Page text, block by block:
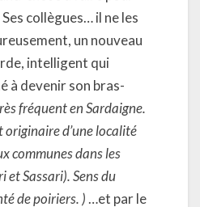
collègues… il ne les
un nouveau
intelligent qui
à devenir son bras-
fréquent en Sardaigne.
originaire d’une localité
communes dans les
et Sassari). Sens du
de poiriers. )…et par le